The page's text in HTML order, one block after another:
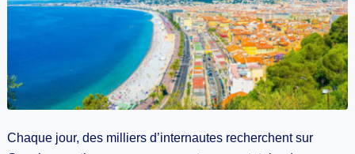
Chaque jour, des milliers d’internautes recherchent sur